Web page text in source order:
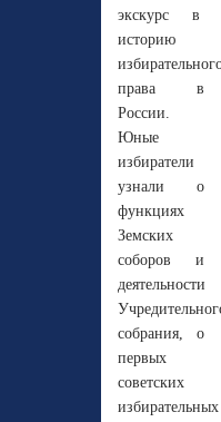
экскурс в
историю
права в
России.
Юные
избиратели
узнали о
функциях
Земских
соборов и
деятельности
собрания, о
первых
советских
избирательных